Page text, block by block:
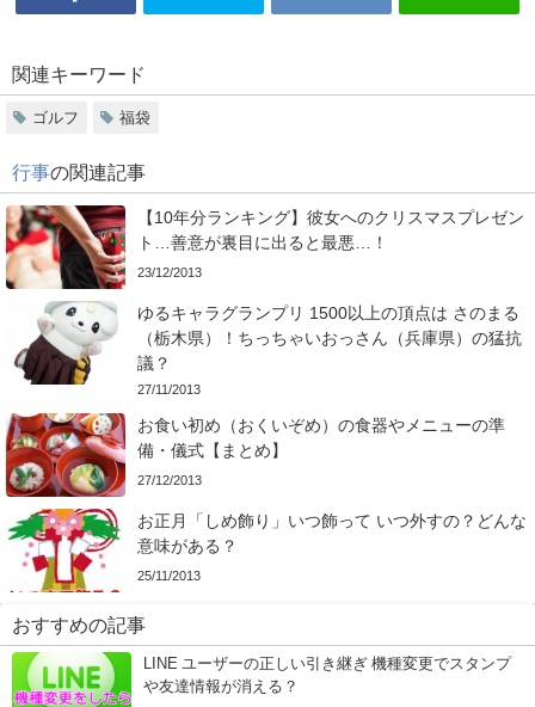
関連キーワード
ゴルフ 福袋
行事の関連記事
【10年分ランキング】彼女へのクリスマスプレゼン
ト…善意が裏目に出ると最悪…！
23/12/2013
ゆるキャラグランプリ 1500以上の頂点は さのまる
（栃木県）！ちっちゃいおっさん（兵庫県）の猛抗
議？
27/11/2013
お食い初め（おくいぞめ）の食器やメニューの準
備・儀式【まとめ】
27/12/2013
お正月「しめ飾り」いつ飾って いつ外すの？どんな
意味がある？
25/11/2013
おすすめの記事
LINE ユーザーの正しい引き継ぎ 機種変更でスタンプ
や友達情報が消える？